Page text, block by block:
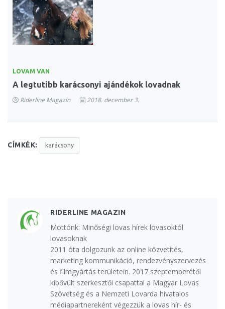
LOVAM VAN
A legtutibb karácsonyi ajándékok lovadnak
Riderline Magazin 2018. december 3.
CÍMKÉK: karácsony
RIDERLINE MAGAZIN
Mottónk: Minőségi lovas hírek lovasoktól
lovasoknak
2011 óta dolgozunk az online közvetítés,
marketing kommunikáció, rendezvényszervezés
és filmgyártás területein. 2017 szeptemberétől
kibővült szerkesztői csapattal a Magyar Lovas
Szövetség és a Nemzeti Lovarda hivatalos
médiapartnereként végezzük a lovas hír- és